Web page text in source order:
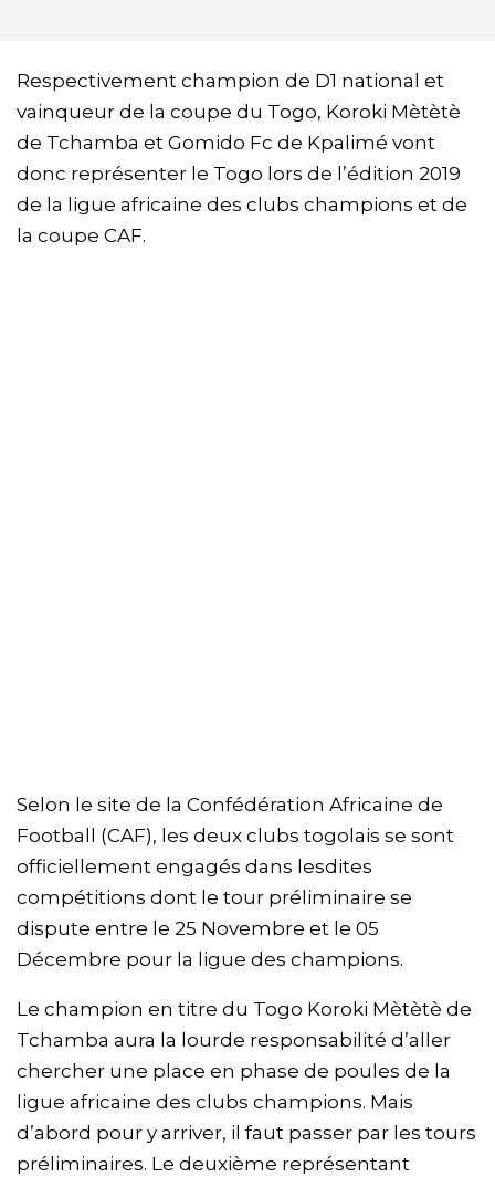
Respectivement champion de D1 national et
vainqueur de la coupe du Togo, Koroki Mètètè
de Tchamba et Gomido Fc de Kpalimé vont
donc représenter le Togo lors de l’édition 2019
de la ligue africaine des clubs champions et de
la coupe CAF.
Selon le site de la Confédération Africaine de
Football (CAF), les deux clubs togolais se sont
officiellement engagés dans lesdites
compétitions dont le tour préliminaire se
dispute entre le 25 Novembre et le 05
Décembre pour la ligue des champions.
Le champion en titre du Togo Koroki Mètètè de
Tchamba aura la lourde responsabilité d’aller
chercher une place en phase de poules de la
ligue africaine des clubs champions. Mais
d’abord pour y arriver, il faut passer par les tours
préliminaires. Le deuxième représentant